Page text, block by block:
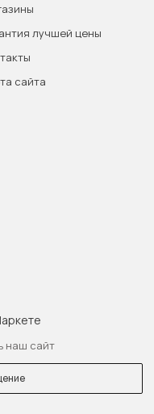
лучшей цены
сайта
наш сайт